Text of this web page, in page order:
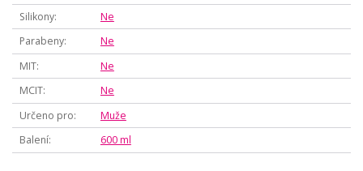
Silikony
Ne
Parabeny
Ne
MIT
Ne
MCIT
Ne
Určeno pro
Muže
Balení
600 ml